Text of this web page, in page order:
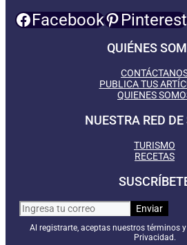
Facebook Pinterest
QUIÉNES
PUBLICA TUS
QUIENES
NUESTRA RED
TURISMO
RECETAS
Al registrarte, aceptas nuestros términos
Privacidad.